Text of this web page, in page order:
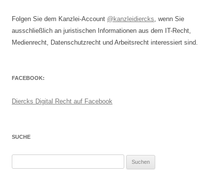
Folgen Sie dem Kanzlei-Account @kanzleidiercks, wenn Sie
ausschließlich an juristischen Informationen aus dem IT-Recht,
Medienrecht, Datenschutzrecht und Arbeitsrecht interessiert sind.
FACEBOOK:
Diercks Digital Recht auf Facebook
SUCHE